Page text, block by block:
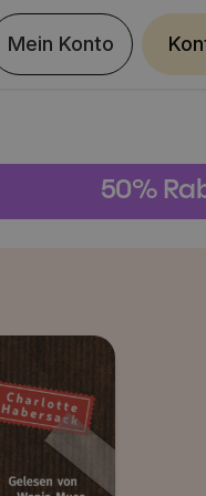
Mein Konto
50%